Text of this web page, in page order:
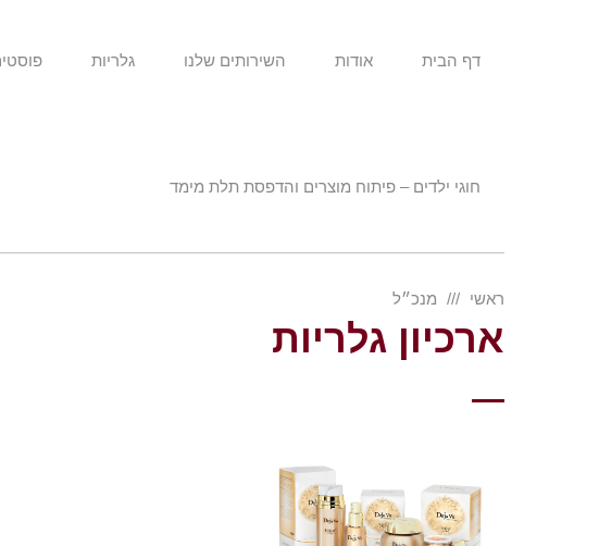
דף הבית אודות השירותים שלנו גלריות
חוגי ילדים – פיתוח מוצרים והדפסת תלת מימד
ראשי מנכ״ל
ארכיון גלריות